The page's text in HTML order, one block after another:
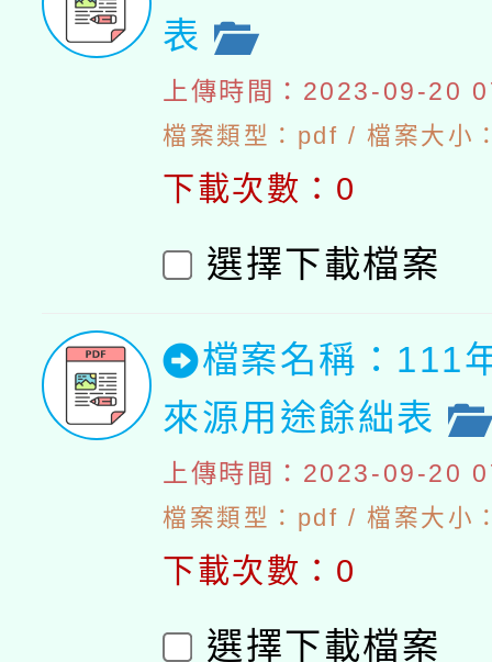
表
上傳時間：2023-09-20
檔案類型：pdf / 檔案大小
下載次數：0
選擇下載檔案
檔案名稱：111
來源用途餘絀表
上傳時間：2023-09-20
檔案類型：pdf / 檔案大小
下載次數：0
選擇下載檔案